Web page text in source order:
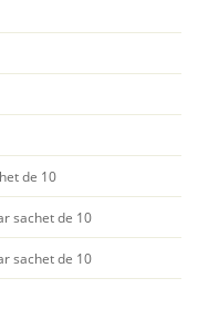
de 10
sachet de 10
sachet de 10